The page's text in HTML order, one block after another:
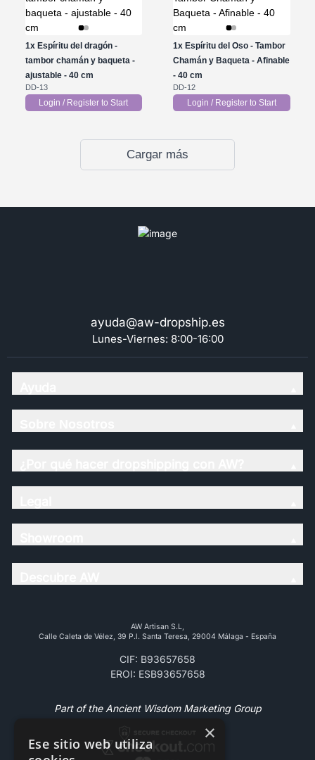
1xEspíritu del dragón -
tambor chamán y baqueta -
ajustable - 40 cm
DD-13
Login / Register to Start
1x Espíritu del Oso - Tambor
Chamán y Baqueta - Afinable
- 40 cm
DD-12
Login / Register to Start
Cargar más
ayuda@aw-dropship.es
Lunes-Viernes: 8:00-16:00
AW Artisan S.L,
Calle Caleta de Vélez, 39 P.l. Santa Teresa, 29004 Málaga - España
CIF: B93657658
EROI: ESB93657658
Part of the Ancient Wisdom Marketing Group
×
Ese sitio web utiliza